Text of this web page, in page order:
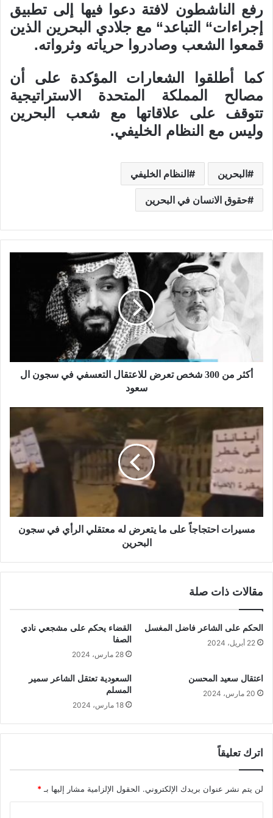
رفع الناشطون لافتة دعوا فيها إلى تطبيق
إجراءات“ التباعد“ مع جلادي البحرين الذين
قمعوا الشعب وصادروا حرياته وثرواته.
كما أطلقوا الشعارات المؤكدة على أن
مصالح المملكة المتحدة الاستراتيجية
تتوقف على علاقاتها مع شعب البحرين
وليس مع النظام الخليفي.
البحرين النظام الخليفي
حقوق الانسان في البحرين
أكثر من 300 شخص تعرض للاعتقال التعسفي في سجون ال
سعود
مسيرات احتجاجاً على ما يتعرض له معتقلي الرأي في سجون
البحرين
مقالات ذات صلة
الحكم على الشاعر فاضل المغسل
22 أبريل، 2024
القضاء يحكم على مشجعي نادي
الصفا
28 مارس، 2024
اعتقال سعيد المحسن
20 مارس، 2024
السعودية تعتقل الشاعر سمير
المسلم
18 مارس، 2024
اترك تعليقاً
لن يتم نشر عنوان بريدك الإلكتروني. الحقول الإلزامية مشار إليها بـ *